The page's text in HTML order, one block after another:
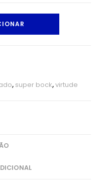
, super bock,virtude